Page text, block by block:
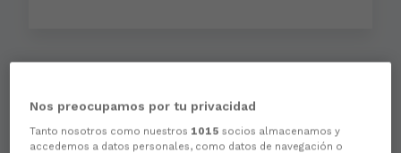
Aún no hay reacciones. ¡Sé el primero!
Nos preocupamos por tu privacidad
Tanto nosotros como nuestros 1015 socios almacenamos y
accedemos a datos personales, como datos de navegación o